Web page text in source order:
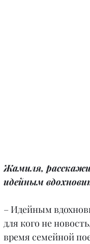
Жамиля,
идейным
– Идейным
для кого не
время семейной